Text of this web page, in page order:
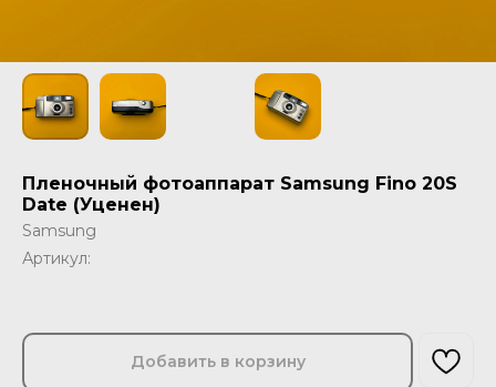
Пленочный фотоаппарат Samsung Fino 20S
Date (Уценен)
Samsung
Артикул:
Добавить в корзину